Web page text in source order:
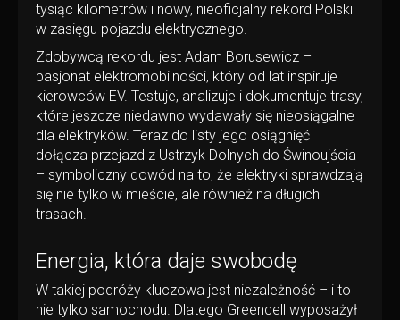
tysiąc kilometrów i nowy, nieoficjalny rekord Polski
w zasięgu pojazdu elektrycznego.
Zdobywcą rekordu jest Adam Borusewicz –
pasjonat elektromobilności, który od lat inspiruje
kierowców EV. Testuje, analizuje i dokumentuje trasy,
które jeszcze niedawno wydawały się nieosiągalne
dla elektryków. Teraz do listy jego osiągnięć
dołącza przejazd z Ustrzyk Dolnych do Świnoujścia
– symboliczny dowód na to, że elektryki sprawdzają
się nie tylko w mieście, ale również na długich
trasach.
Energia, która daje swobodę
W takiej podróży kluczowa jest niezależność – i to
nie tylko samochodu. Dlatego Greencell wyposażył